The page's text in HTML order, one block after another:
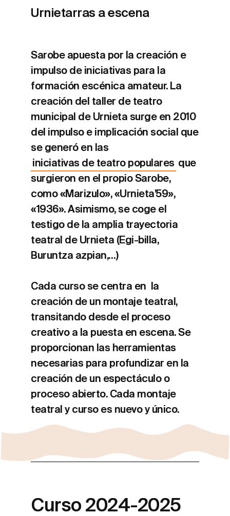
Urnietarras a escena
Sarobe apuesta por la creación e
impulso de iniciativas para la
formación escénica amateur. La
creación del taller de teatro
municipal de Urnieta surge en 2010
del impulso e implicación social que
se generó en las
iniciativas de teatro populares que
surgieron en el propio Sarobe,
como «Marizulo», «Urnieta’59»,
«1936». Asimismo, se coge el
testigo de la amplia trayectoria
teatral de Urnieta (Egi-billa,
Buruntza azpian,…)
Cada curso se centra en la
creación de un montaje teatral,
transitando desde el proceso
creativo a la puesta en escena. Se
proporcionan las herramientas
necesarias para profundizar en la
creación de un espectáculo o
proceso abierto. Cada montaje
teatral y curso es nuevo y único.
Curso 2024-2025